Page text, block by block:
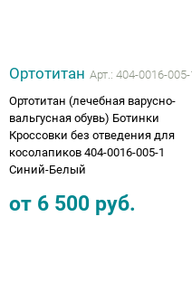
Ортотитан Арт.: 404-0016-005-
Ортотитан (лечебная варусно-
вальгусная обувь) Ботинки
Кроссовки без отведения для
косолапиков 404-0016-005-1
Синий-Белый
от 6 500 руб.